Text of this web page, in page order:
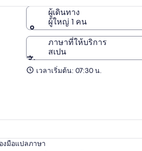
ผู้เดินทาง
ผู้ใหญ่ 1 คน
ภาษาที่ให้บริการ
สเปน
เวลาเริ่มต้น: 07:30 น.
งมือแปลภาษา